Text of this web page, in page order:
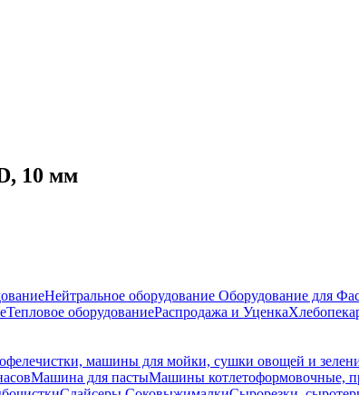
10 мм
Нейтральное оборудование Оборудование для
Тепловое оборудованиеРаспродажа и Уценка
машины для мойки, сушки овощей и
Машина для пастыМашины котлетоформовочные,